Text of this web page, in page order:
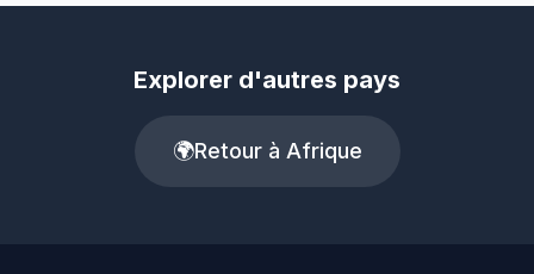
Explorer d'autres pays
🌍Retour à Afrique